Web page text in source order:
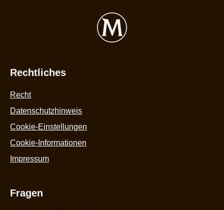
Rechtliches
Recht
Datenschutzhinweis
Cookie-Einstellungen
Cookie-Informationen
Impressum
Fragen